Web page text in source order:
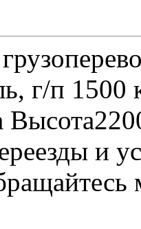
г/п 1500
и